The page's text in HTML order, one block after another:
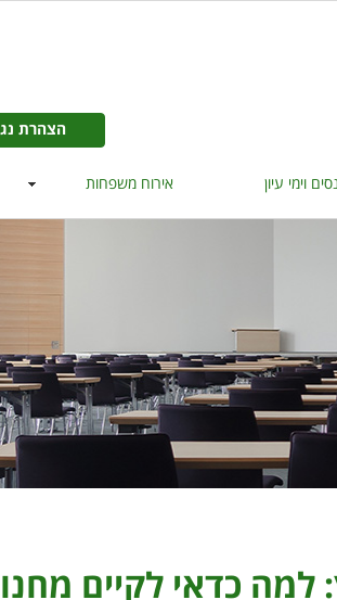
וימי עיון אירוח משפחות
הצהרת
למה כדאי לקיים